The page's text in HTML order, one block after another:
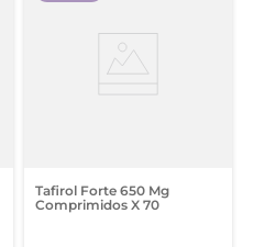
Tafirol Forte 650 Mg
Comprimidos X 70